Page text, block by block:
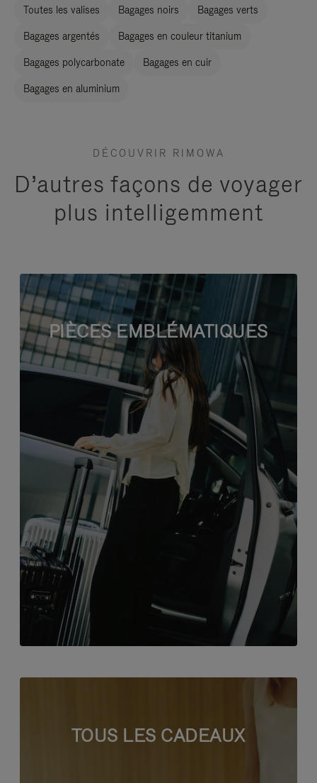
Toutes les valises Bagages noirs Bagages verts
Bagages argentés Bagages en couleur titanium
Bagages polycarbonate Bagages en cuir
Bagages en aluminium
DÉCOUVRIR RIMOWA
D’autres façons de voyager
plus intelligemment
PIÈCES EMBLÉMATIQUES
TOUS LES CADEAUX